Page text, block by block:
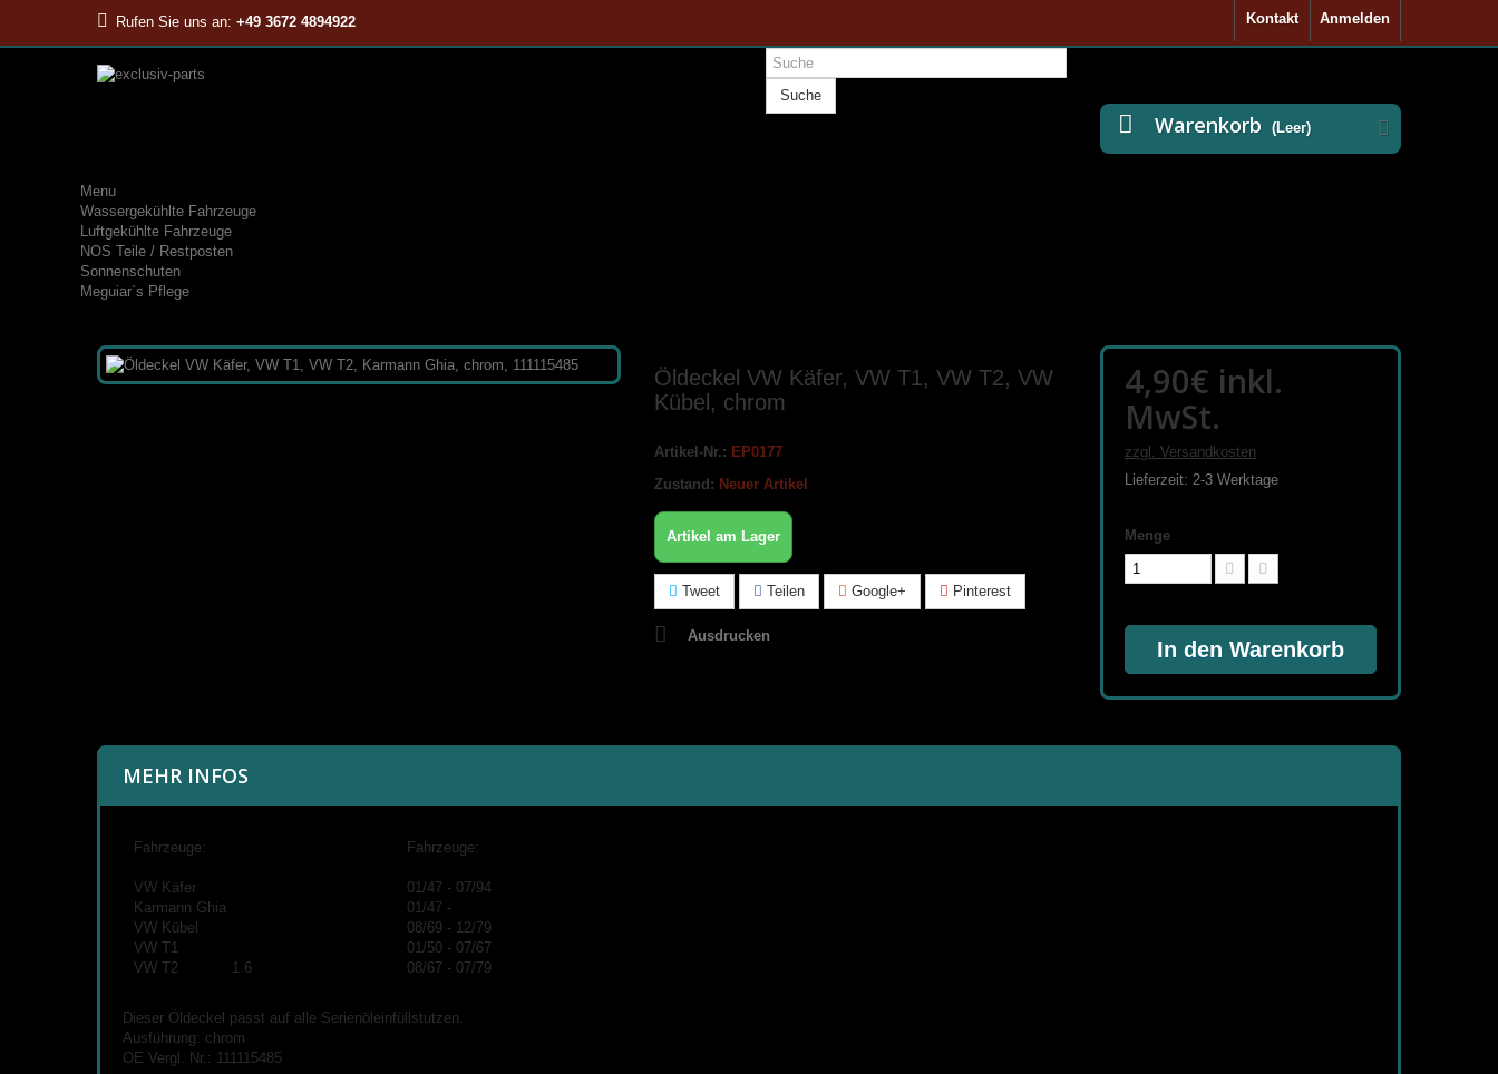
Anmelden
Kontakt
Rufen Sie uns an: +49 3672 4894922
Suche
Warenkorb (Leer)
Menu
Wassergekühlte Fahrzeuge
Luftgekühlte Fahrzeuge
NOS Teile / Restposten
Sonnenschuten
Meguiar`s Pflege
Öldeckel VW Käfer, VW T1, VW T2, VW
Kübel, chrom
Artikel-Nr.: EP0177
Zustand: Neuer Artikel
Artikel am Lager
Tweet Teilen Google+ Pinterest
Ausdrucken
4,90€ inkl.
MwSt.
zzgl. Versandkosten
Lieferzeit: 2-3 Werktage
Menge
In den Warenkorb
MEHR INFOS
Fahrzeuge: Fahrzeuge:
VW Käfer
Karmann Ghia
VW Kübel
VW T1
VW T2 1.6
01/47 - 07/94
01/47 -
08/69 - 12/79
01/50 - 07/67
08/67 - 07/79
Dieser Öldeckel passt auf alle Serienöleinfüllstutzen.
Ausführung: chrom
OE Vergl. Nr.: 111115485